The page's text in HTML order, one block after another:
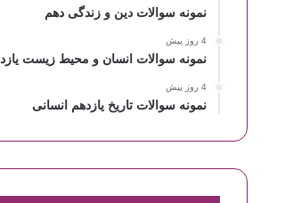
نمونه سوالات دین و زندگی دهم
4 روز پیش
نمونه سوالات انسان و محیط زیست
4 روز پیش
نمونه سوالات تاریخ یازدهم انسانی